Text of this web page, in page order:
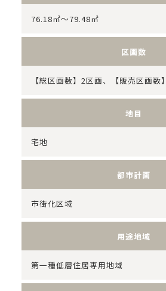
76.18㎡～79.48㎡
区画数
【総区画数】2区画、【販売区画数
地目
宅地
都市計画
市街化区域
用途地域
第一種低層住居専用地域